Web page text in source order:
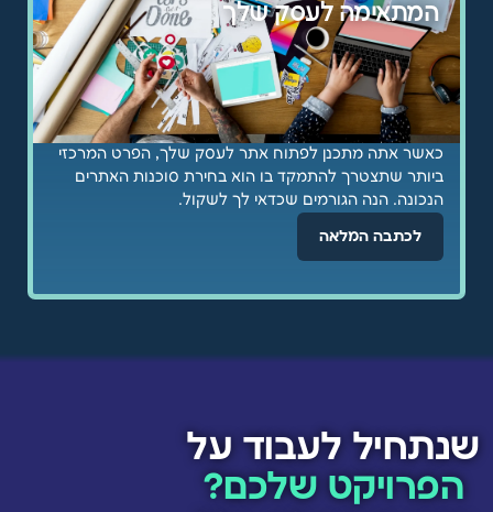
המתאימה לעסק שלך
כאשר אתה מתכנן לפתוח אתר לעסק שלך, הפרט המרכזי
ביותר שתצטרך להתמקד בו הוא בחירת סוכנות האתרים
הנכונה. הנה הגורמים שכדאי לך לשקול.
לכתבה המלאה
שנתחיל לעבוד על
הפרויקט שלכם?